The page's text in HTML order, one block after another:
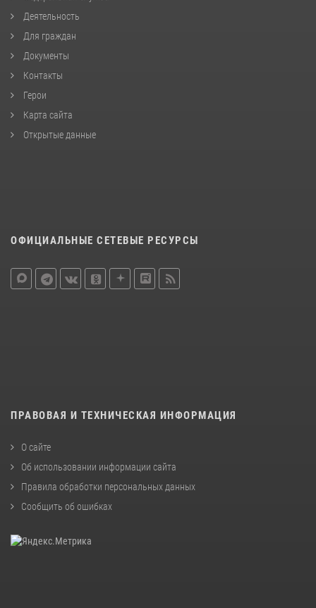
Деятельность
Для граждан
Документы
Контакты
Герои
Карта сайта
Открытые данные
ОФИЦИАЛЬНЫЕ СЕТЕВЫЕ РЕСУРСЫ
ПРАВОВАЯ И ТЕХНИЧЕСКАЯ ИНФОРМАЦИЯ
О сайте
Об использовании информации сайта
Правила обработки персональных данных
Сообщить об ошибках